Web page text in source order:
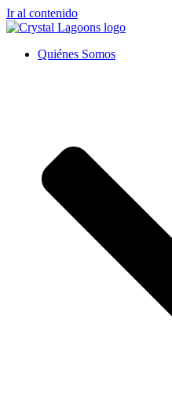
Ir al contenido
Quiénes Somos